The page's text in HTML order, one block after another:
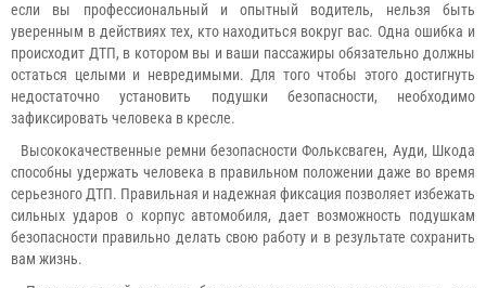
если вы профессиональный и опытный водитель, нельзя быть
уверенным в действиях тех, кто находиться вокруг вас. Одна ошибка и
происходит ДТП, в котором вы и ваши пассажиры обязательно должны
остаться целыми и невредимыми. Для того чтобы этого достигнуть
недостаточно установить подушки безопасности, необходимо
зафиксировать человека в кресле.
Высококачественные ремни безопасности Фольксваген, Ауди, Шкода
способны удержать человека в правильном положении даже во время
серьезного ДТП. Правильная и надежная фиксация позволяет избежать
сильных ударов о корпус автомобиля, дает возможность подушкам
безопасности правильно делать свою работу и в результате сохранить
вам жизнь.